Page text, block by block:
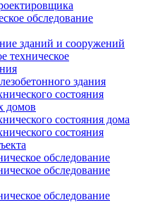
обследование
зданий и сооружений
техническое
здания
состояния
домов
состояния дома
состояния
обследование
обследование
обследование